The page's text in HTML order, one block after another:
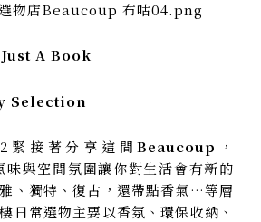
Just A Book
Selection
緊接著分享這間Beaucoup ，
味與空間氛圍讓你對生活會有新的
、獨特、復古，還帶點香氣…等層
日常選物主要以香氛、環保收納、